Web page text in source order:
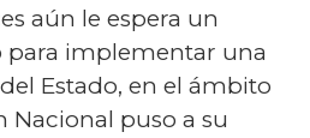
aún le espera un
para implementar una
Estado, en el ámbito
Nacional puso a su